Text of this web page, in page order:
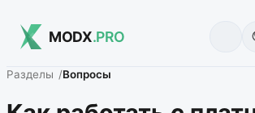
MODX.PRO
Разделы Вопросы